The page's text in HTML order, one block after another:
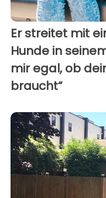
Er streitet mit
Hunde in
mir egal, ob
braucht“